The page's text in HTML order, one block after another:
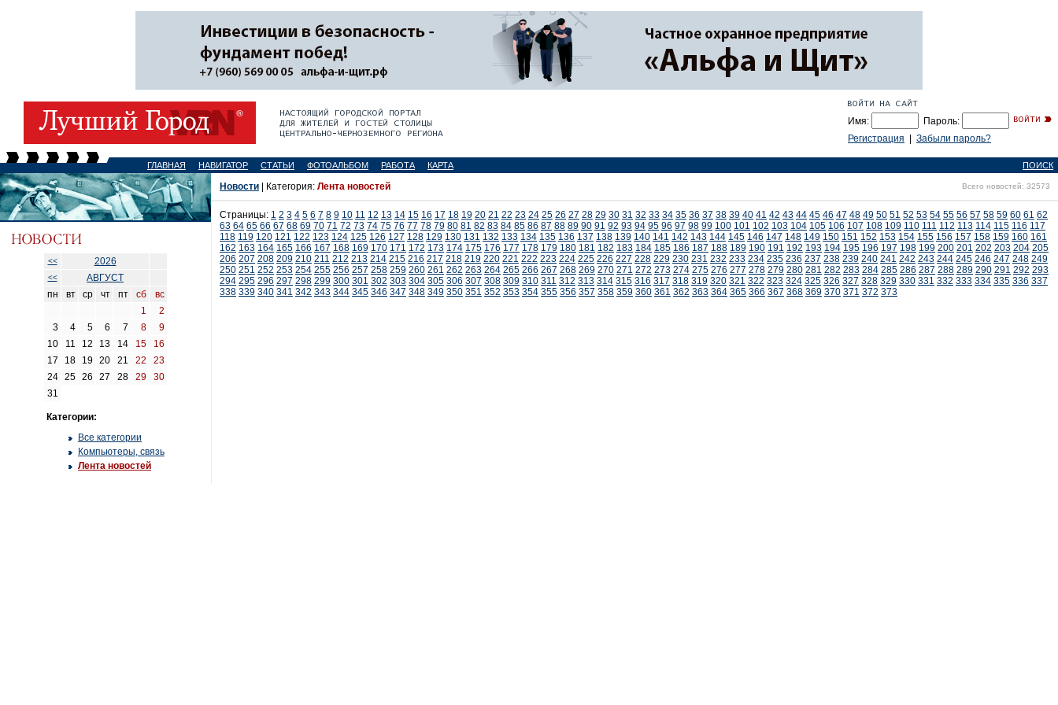
Имя:
Пароль:
Регистрация
Забыли пароль?
ГЛАВНАЯ НАВИГАТОР СТАТЬИ ФОТОАЛЬБОМ РАБОТА КАРТА ПОИСК
<< 2026
<<
АВГУСТ
пн
вт ср чт пт сб
вс
1
2
3
4 5 6 7 8
9
10
11 12 13 14 15
16
17
18 19 20 21 22
23
24 25 26 27 28 29
30
31
Категории:
Все категории
Компьютеры, связь
Лента новостей
Новости | Категория: Лента новостей Всего новостей: 32573
Страницы: 1 2 3 4 5 6 7 8 9 10 11 12 13 14 15 16 17 18 19 20 21 22 23 24 25 26 27 28 29 30 31 32 33 34 35 36 37 38 39 40 41 42 43 44 45 46 47 48 49 50 51 52 53 54 55 56 57 58 59 60 61 62
63 64 65 66 67 68 69 70 71 72 73 74 75 76 77 78 79 80 81 82 83 84 85 86 87 88 89 90 91 92 93 94 95 96 97 98 99 100 101 102 103 104 105 106 107 108 109 110 111 112 113 114 115 116 117
118 119 120 121 122 123 124 125 126 127 128 129 130 131 132 133 134 135 136 137 138 139 140 141 142 143 144 145 146 147 148 149 150 151 152 153 154 155 156 157 158 159 160 161
162 163 164 165 166 167 168 169 170 171 172 173 174 175 176 177 178 179 180 181 182 183 184 185 186 187 188 189 190 191 192 193 194 195 196 197 198 199 200 201 202 203 204 205
206 207 208 209 210 211 212 213 214 215 216 217 218 219 220 221 222 223 224 225 226 227 228 229 230 231 232 233 234 235 236 237 238 239 240 241 242 243 244 245 246 247 248 249
250 251 252 253 254 255 256 257 258 259 260 261 262 263 264 265 266 267 268 269 270 271 272 273 274 275 276 277 278 279 280 281 282 283 284 285 286 287 288 289 290 291 292 293
294 295 296 297 298 299 300 301 302 303 304 305 306 307 308 309 310 311 312 313 314 315 316 317 318 319 320 321 322 323 324 325 326 327 328 329 330 331 332 333 334 335 336 337
338 339 340 341 342 343 344 345 346 347 348 349 350 351 352 353 354 355 356 357 358 359 360 361 362 363 364 365 366 367 368 369 370 371 372 373